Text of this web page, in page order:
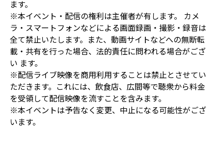
ます。
※本イベント・配信の権利は主催者が有します。 カメ
ラ・スマートフォンなどによる画面録画・撮影・録音は
全て禁止いたします。また、動画サイトなどへの無断転
載・共有を行った場合、法的責任に問われる場合がござ
い ます。
※配信ライブ映像を商用利用することは禁止とさせてい
ただきます。これには、飲食店、広間等で聴衆から料金
を受領して配信映像を流すことを含みます。
※本イベントは予告なく変更、中止になる可能性がござ
います。